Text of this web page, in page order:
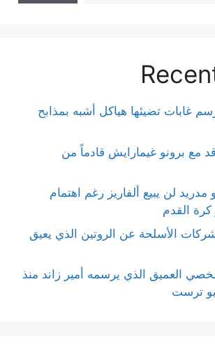
غابات تضيئها هياكل أشبه بمذابح
مع برونو غيمارايش قادماً من
مدريد لن يبيع ألفاريز رغم اهتمام
كرة القدم
شركات الأسلحة عن الروتين الذي يعيق
العميق الذي يرسمه أمير زاند منذ